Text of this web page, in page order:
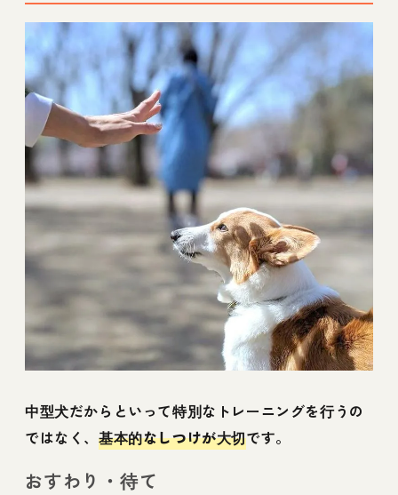
中型犬だからといって特別なトレーニングを行うの
ではなく、 基本的なしつけが大切です。
おすわり・待て